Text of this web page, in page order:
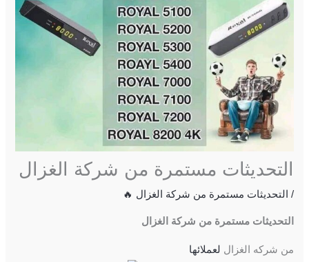
التحديثات مستمرة من شركة الغزال
/ التحديثات مستمرة من شركة الغزال 🔥
التحديثات مستمرة من شركة الغزال
من شركه الغزال لعملائها